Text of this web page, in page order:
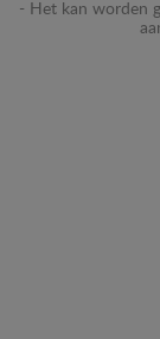
- Het kan worden